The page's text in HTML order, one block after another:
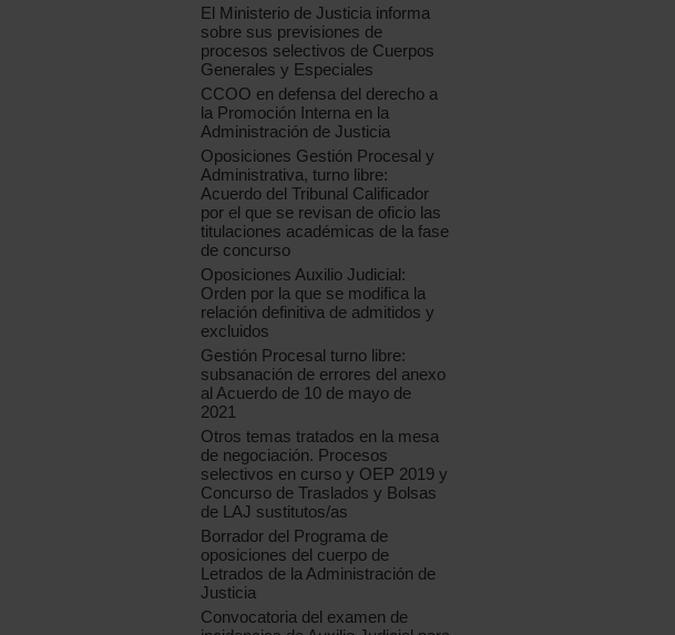
El Ministerio de Justicia informa
sobre sus previsiones de
procesos selectivos de Cuerpos
Generales y Especiales
CCOO en defensa del derecho a
la Promoción Interna en la
Administración de Justicia
Oposiciones Gestión Procesal y
Administrativa, turno libre:
Acuerdo del Tribunal Calificador
por el que se revisan de oficio las
titulaciones académicas de la fase
de concurso
Oposiciones Auxilio Judicial:
Orden por la que se modifica la
relación definitiva de admitidos y
excluidos
Gestión Procesal turno libre:
subsanación de errores del anexo
al Acuerdo de 10 de mayo de
2021
Otros temas tratados en la mesa
de negociación. Procesos
selectivos en curso y OEP 2019 y
Concurso de Traslados y Bolsas
de LAJ sustitutos/as
Borrador del Programa de
oposiciones del cuerpo de
Letrados de la Administración de
Justicia
Convocatoria del examen de